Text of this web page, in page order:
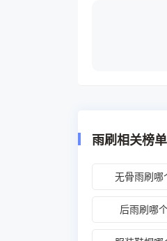
雨刷相关榜单
无骨雨刷哪
后雨刷哪